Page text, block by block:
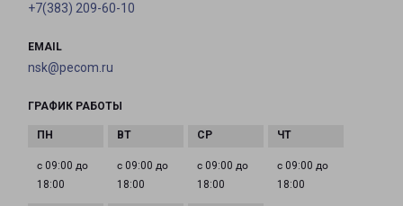
+7(383) 209-60-10
EMAIL
nsk@pecom.ru
ГРАФИК РАБОТЫ
с 09:00 до
18:00
с 09:00 до
18:00
с 09:00 до
18:00
с 09:00 до
18:00